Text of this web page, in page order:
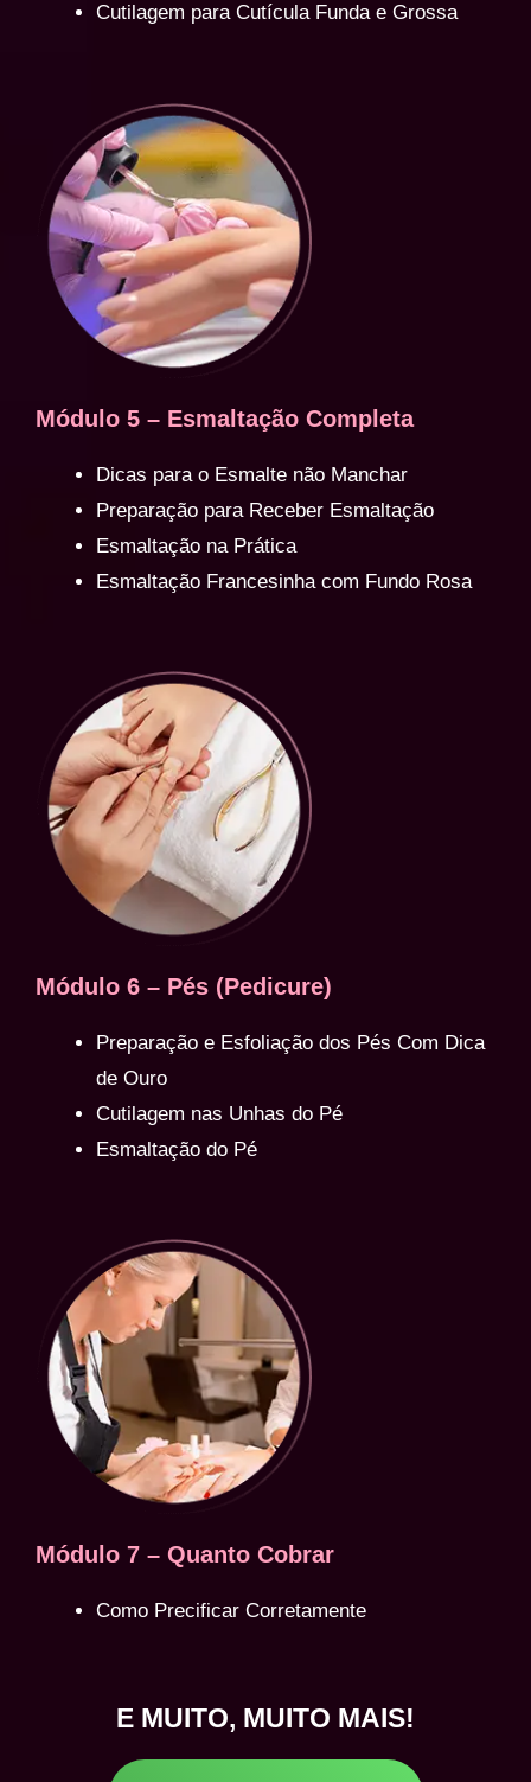
Cutilagem para Cutícula Funda e Grossa
Módulo 5 – Esmaltação Completa
Dicas para o Esmalte não Manchar
Preparação para Receber Esmaltação
Esmaltação na Prática
Esmaltação Francesinha com Fundo Rosa
Módulo 6 – Pés (Pedicure)
Preparação e Esfoliação dos Pés Com Dica
de Ouro
Cutilagem nas Unhas do Pé
Esmaltação do Pé
Módulo 7 – Quanto Cobrar
Como Precificar Corretamente
E MUITO, MUITO MAIS!